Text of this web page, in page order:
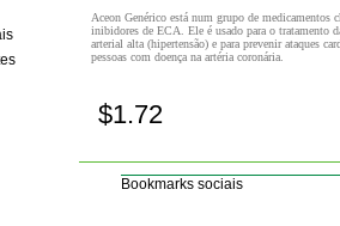
Aceon Genérico está num grupo de medicamentos
inibidores de ECA. Ele é usado para o tratamento
arterial alta (hipertensão) e para prevenir ataques
pessoas com doença na artéria coronária.
$1.72
Bookmarks sociais